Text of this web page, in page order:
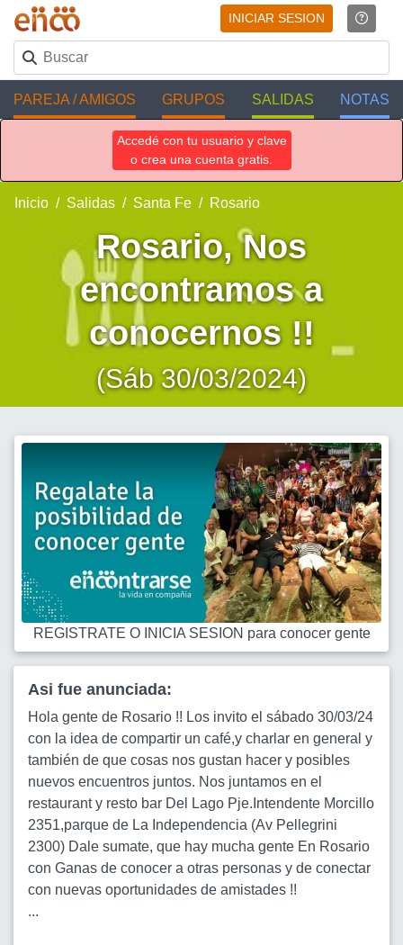
INICIAR SESION
PAREJA / AMIGOS GRUPOS SALIDAS NOTAS
Accedé con tu usuario y clave
o crea una cuenta gratis.
Inicio Salidas Santa Fe Rosario
Rosario, Nos
encontramos a
conocernos !!
(Sáb 30/03/2024)
REGISTRATE O INICIA SESION para conocer gente
Asi fue anunciada:
Hola gente de Rosario !! Los invito el sábado 30/03/24
con la idea de compartir un café,y charlar en general y
también de que cosas nos gustan hacer y posibles
nuevos encuentros juntos. Nos juntamos en el
restaurant y resto bar Del Lago Pje.Intendente Morcillo
2351,parque de La Independencia (Av Pellegrini
2300) Dale sumate, que hay mucha gente En Rosario
con Ganas de conocer a otras personas y de conectar
con nuevas oportunidades de amistades !!
...